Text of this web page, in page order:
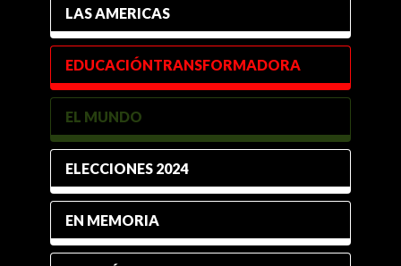
LAS AMERICAS
EDUCACIÓNTRANSFORMADORA
EL MUNDO
ELECCIONES 2024
EN MEMORIA